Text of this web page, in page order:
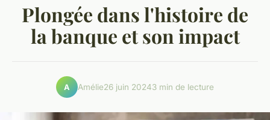
Plongée dans l'histoire de
la banque et son impact
A Amélie26 juin 20243 min de lecture